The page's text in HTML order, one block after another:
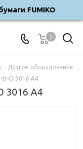
FUMIKO
0
- Другое оборудование
triO 3016 A4
3016 A4